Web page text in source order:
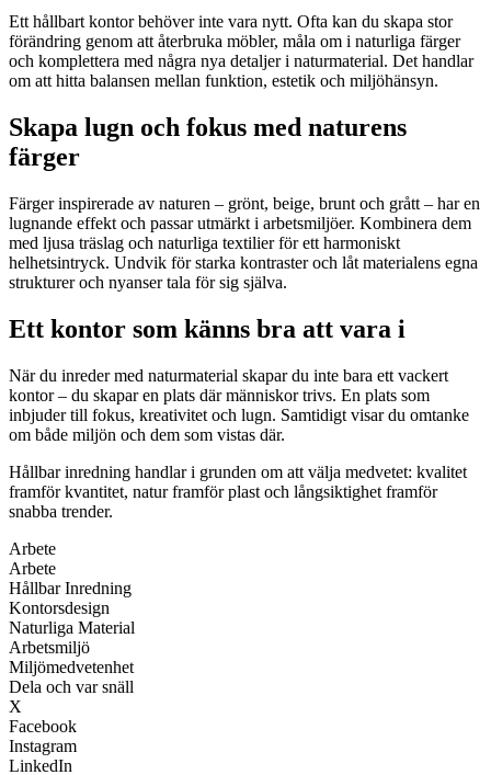
Ett hållbart kontor behöver inte vara nytt. Ofta kan du skapa stor
förändring genom att återbruka möbler, måla om i naturliga färger
och komplettera med några nya detaljer i naturmaterial. Det handlar
om att hitta balansen mellan funktion, estetik och miljöhänsyn.
Skapa lugn och fokus med naturens
färger
Färger inspirerade av naturen – grönt, beige, brunt och grått – har en
lugnande effekt och passar utmärkt i arbetsmiljöer. Kombinera dem
med ljusa träslag och naturliga textilier för ett harmoniskt
helhetsintryck. Undvik för starka kontraster och låt materialens egna
strukturer och nyanser tala för sig själva.
Ett kontor som känns bra att vara i
När du inreder med naturmaterial skapar du inte bara ett vackert
kontor – du skapar en plats där människor trivs. En plats som
inbjuder till fokus, kreativitet och lugn. Samtidigt visar du omtanke
om både miljön och dem som vistas där.
Hållbar inredning handlar i grunden om att välja medvetet: kvalitet
framför kvantitet, natur framför plast och långsiktighet framför
snabba trender.
Arbete
Arbete
Hållbar Inredning
Kontorsdesign
Naturliga Material
Arbetsmiljö
Miljömedvetenhet
Dela och var snäll
X
Facebook
Instagram
LinkedIn